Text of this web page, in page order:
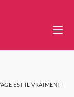
EST-IL VRAIMENT UN